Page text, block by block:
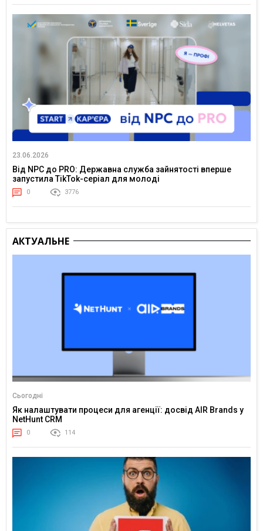
23.06.2026
Від NPC до PRO: Державна служба зайнятості вперше
запустила TikTok-серіал для молоді
0 3776
АКТУАЛЬНЕ
Сьогодні
Як налаштувати процеси для агенції: досвід AIR Brands у
NetHunt CRM
0 114